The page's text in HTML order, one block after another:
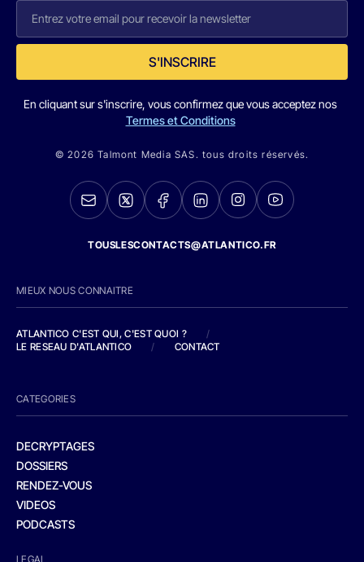
S'INSCRIRE
En cliquant sur s'inscrire, vous confirmez que vous acceptez nos
Termes et Conditions
© 2026 Talmont Media SAS. tous droits réservés.
TOUSLESCONTACTS@ATLANTICO.FR
MIEUX NOUS CONNAITRE
ATLANTICO C'EST QUI, C'EST QUOI ?
/
LE RESEAU D'ATLANTICO
/ CONTACT
CATEGORIES
DECRYPTAGES
DOSSIERS
RENDEZ-VOUS
VIDEOS
PODCASTS
LEGAL